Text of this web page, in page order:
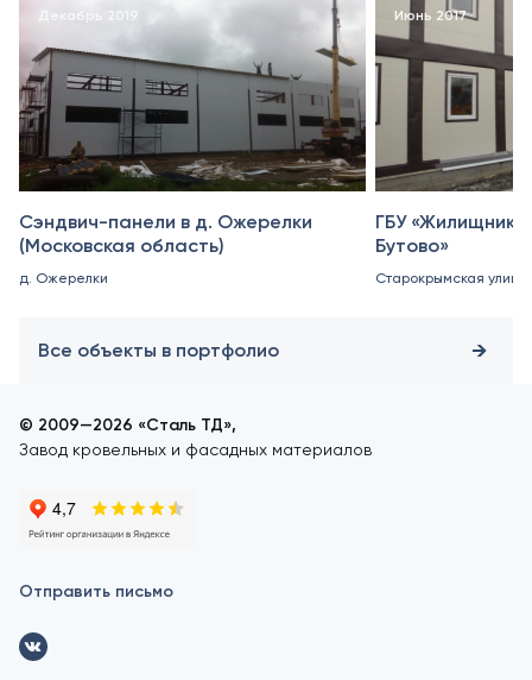
Декабрь 2019
Сэндвич-панели в д. Ожерелки
(Московская область)
д. Ожерелки
Июнь 2017
ГБУ «Жилищник
Бутово»
Старокрымская улица,
Все объекты в портфолио
© 2009—2026 «Сталь ТД»,
Завод кровельных и фасадных материалов
Отправить письмо